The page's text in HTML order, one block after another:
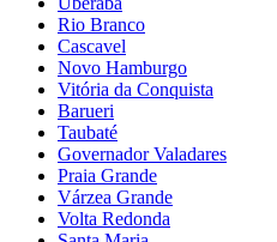
Rio Branco
Cascavel
Novo Hamburgo
Vitória da Conquista
Barueri
Taubaté
Governador Valadares
Praia Grande
Várzea Grande
Volta Redonda